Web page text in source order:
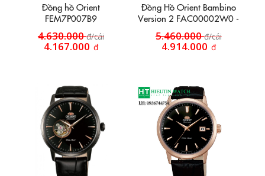
Đồng hồ Orient
FEM7P007B9
4.630.000đ/cái
4.167.000 đ
Đồng Hồ Orient Bambino
Version 2 FAC00002W0 -
Lên cót tay
5.460.000đ/cái
4.914.000 đ